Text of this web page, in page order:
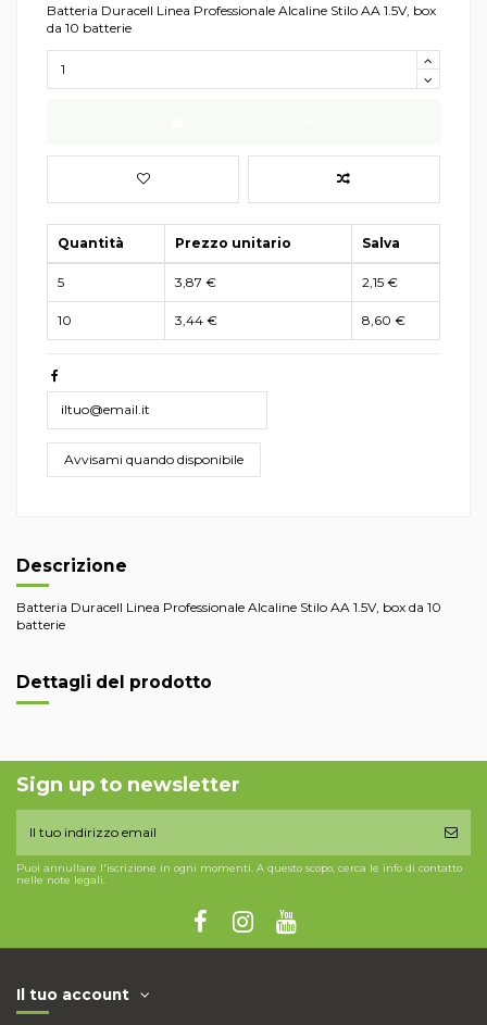
Batteria Duracell Linea Professionale Alcaline Stilo AA 1.5V, box
da 10 batterie
Quantità Prezzo unitario Salva
5 3,87 € 2,15 €
10 3,44 € 8,60 €
Descrizione
Batteria Duracell Linea Professionale Alcaline Stilo AA 1.5V, box da 10
batterie
Dettagli del prodotto
Sign up to newsletter
Puoi annullare l'iscrizione in ogni momenti. A questo scopo, cerca le info di contatto
nelle note legali.
Il tuo account